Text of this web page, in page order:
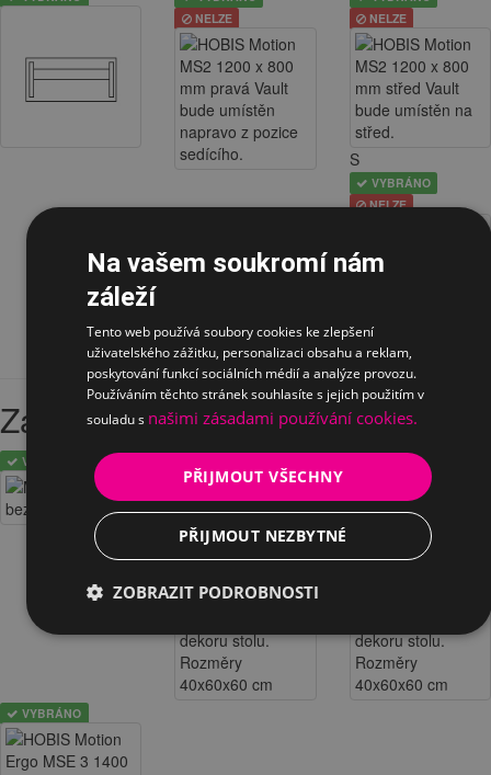
NELZE
NELZE
S
VYBRÁNO
NELZE
Zásuvný kontejner
VYBRÁNO VYBRÁNO
VYBRÁNO
Na vašem soukromí nám
záleží
Tento web používá soubory cookies ke zlepšení
uživatelského zážitku, personalizaci obsahu a reklam,
poskytování funkcí sociálních médií a analýze provozu.
Používáním těchto stránek souhlasíte s jejich použitím v
souladu s našimi zásadami používání cookies.
PŘIJMOUT VŠECHNY
PŘIJMOUT NEZBYTNÉ
ZOBRAZIT PODROBNOSTI